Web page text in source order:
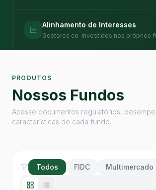
Alinhamento de Interesses
Gestores co-investidos nos próprios
PRODUTOS
Nossos Fundos
Acesse documentos regulatórios,
características de cada fundo.
Todos FIDC Multimercado